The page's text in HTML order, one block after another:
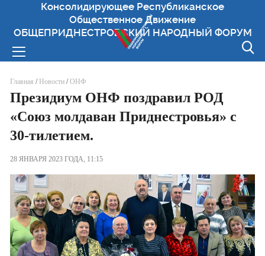
Консолидирующее Республиканское
Общественное Движение
ОБЩЕПРИДНЕСТРОВСКИЙ НАРОДНЫЙ ФОРУМ
Вы здесь
Главная / Новости/ОНФ
Президиум ОНФ поздравил РОД
«Союз молдаван Приднестровья» с
30-тилетием.
28 ЯНВАРЯ 2023 ГОДА, 11:15